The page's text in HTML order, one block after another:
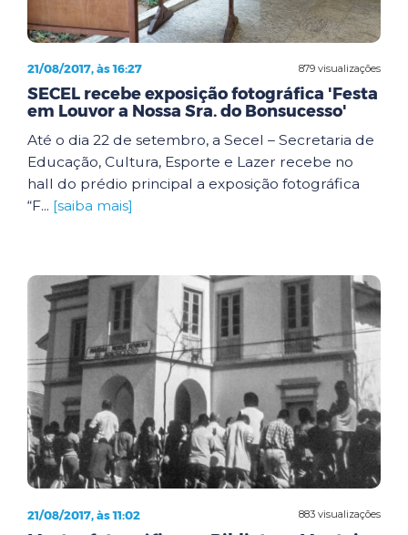
879 visualizações
21/08/2017, às 16:27
SECEL recebe exposição fotográfica 'Festa
em Louvor a Nossa Sra. do Bonsucesso'
Até o dia 22 de setembro, a Secel – Secretaria de
Educação, Cultura, Esporte e Lazer recebe no
hall do prédio principal a exposição fotográfica
“F... [saiba mais]
883 visualizações
21/08/2017, às 11:02